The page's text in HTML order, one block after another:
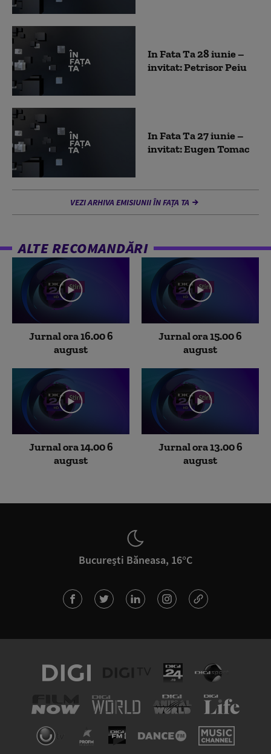
In Fata Ta 28 iunie –
invitat: Petrisor Peiu
In Fata Ta 27 iunie –
invitat: Eugen Tomac
VEZI ARHIVA EMISIUNII ÎN FAȚA TA
ALTE RECOMANDĂRI
Jurnal ora 16.00 6
august
Jurnal ora 15.00 6
august
Jurnal ora 14.00 6
august
Jurnal ora 13.00 6
august
București Băneasa, 16°C